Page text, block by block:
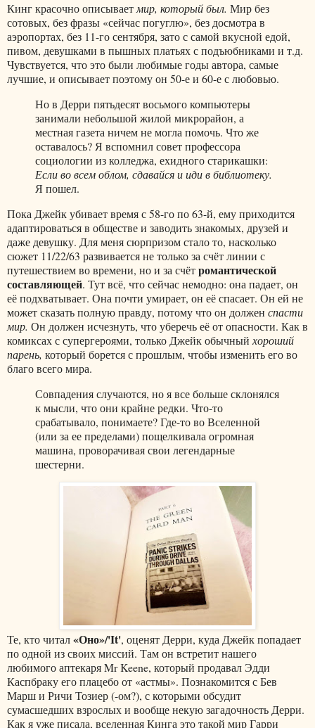
Кинг красочно описывает мир, который был. Мир без
сотовых, без фразы «сейчас погуглю», без досмотра в
аэропортах, без 11-го сентября, зато с самой вкусной едой,
пивом, девушками в пышных платьях с подъюбниками и т.д.
Чувствуется, что это были любимые годы автора, самые
лучшие, и описывает поэтому он 50-е и 60-е с любовью.
Но в Дерри пятьдесят восьмого компьютеры
занимали небольшой жилой микрорайон, а
местная газета ничем не могла помочь. Что же
оставалось? Я вспомнил совет профессора
социологии из колледжа, ехидного старикашки:
Если во всем облом, сдавайся и иди в библиотеку.
Я пошел.
Пока Джейк убивает время с 58-го по 63-й, ему приходится
адаптироваться в обществе и заводить знакомых, друзей и
даже девушку. Для меня сюрпризом стало то, насколько
сюжет 11/22/63 развивается не только за счёт линии с
путешествием во времени, но и за счётромантической
составляющей. Тут всё, что сейчас немодно: она падает, он
её подхватывает. Она почти умирает, он её спасает. Он ей не
может сказать полную правду, потому что он должен спасти
мир. Он должен исчезнуть, что уберечь её от опасности. Как в
комиксах с супергероями, только Джейк обычный хороший
парень, который борется с прошлым, чтобы изменить его во
благо всего мира.
Совпадения случаются, но я все больше склонялся
к мысли, что они крайне редки. Что-то
срабатывало, понимаете? Где-то во Вселенной
(или за ее пределами) пощелкивала огромная
машина, проворачивая свои легендарные
шестерни.
Те, кто читал«Оно»/'It', оценят Дерри, куда Джейк попадает
по одной из своих миссий. Там он встретит нашего
любимого аптекаря Mr Keene, который продавал Эдди
Каспбраку его плацебо от «астмы». Познакомится с Бев
Марш и Ричи Тозиер (-ом?), с которыми обсудит
сумасшедших взрослых и вообще некую загадочность Дерри.
Как я уже писала, вселенная Кинга это такой мир Гарри